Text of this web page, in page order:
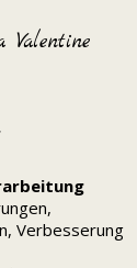
Valentine
Verbesserung